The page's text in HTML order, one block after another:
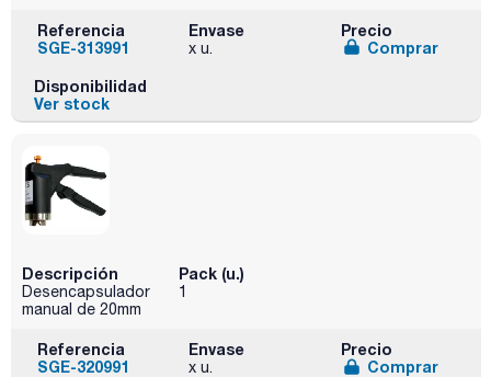
Referencia
SGE-313991
Envase
x u.
Precio
Comprar
Disponibilidad
Ver stock
Descripción
Desencapsulador
manual de 20mm
Pack (u.)
1
Referencia
SGE-320991
Envase
x u.
Precio
Comprar